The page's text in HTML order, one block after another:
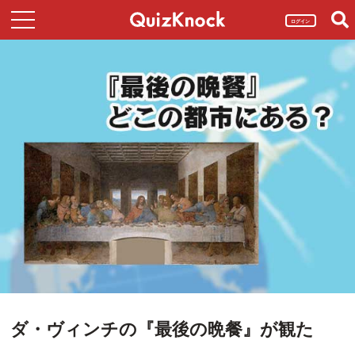
ログイン
ダ・ヴィンチの『最後の晩餐』が観た